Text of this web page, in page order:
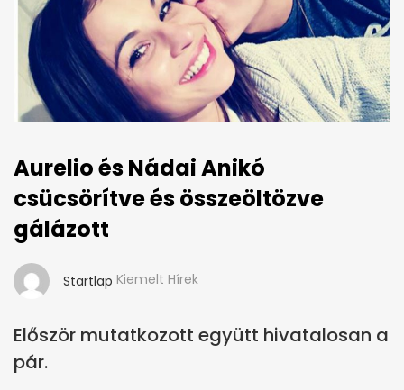
Aurelio és Nádai Anikó
csücsörítve és összeöltözve
gálázott
Startlap Kiemelt Hírek
Először mutatkozott együtt hivatalosan a
pár.